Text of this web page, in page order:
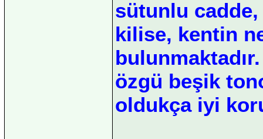
sütunlu cadde,
kilise, kentin
özgü beşik
oldukça iyi